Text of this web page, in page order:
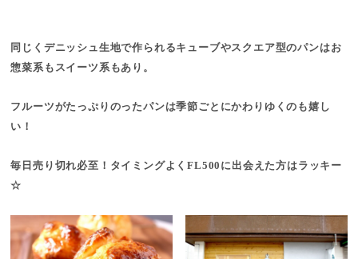
同じくデニッシュ生地で作られるキューブやスクエア型のパンはお
惣菜系もスイーツ系もあり。
フルーツがたっぷりのったパンは季節ごとにかわりゆくのも嬉し
い！
毎日売り切れ必至！タイミングよくFL500に出会えた方はラッキー
☆